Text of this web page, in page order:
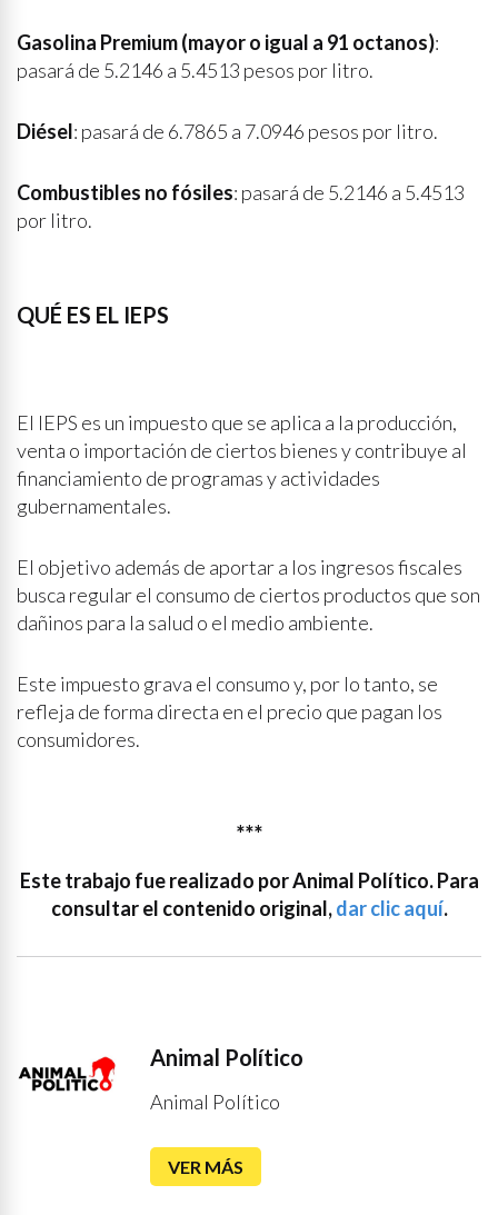
Gasolina Premium (mayor o igual a 91 octanos):
pasará de 5.2146 a 5.4513 pesos por litro.
Diésel: pasará de 6.7865 a 7.0946 pesos por litro.
Combustibles no fósiles: pasará de 5.2146 a 5.4513
por litro.
QUÉ ES EL IEPS
El IEPS es un impuesto que se aplica a la producción,
venta o importación de ciertos bienes y contribuye al
financiamiento de programas y actividades
gubernamentales.
El objetivo además de aportar a los ingresos fiscales
busca regular el consumo de ciertos productos que son
dañinos para la salud o el medio ambiente.
Este impuesto grava el consumo y, por lo tanto, se
refleja de forma directa en el precio que pagan los
consumidores.
***
Este trabajo fue realizado por Animal Político. Para
consultar el contenido original,dar clic aquí.
Animal Político
Animal Político
VER MÁS